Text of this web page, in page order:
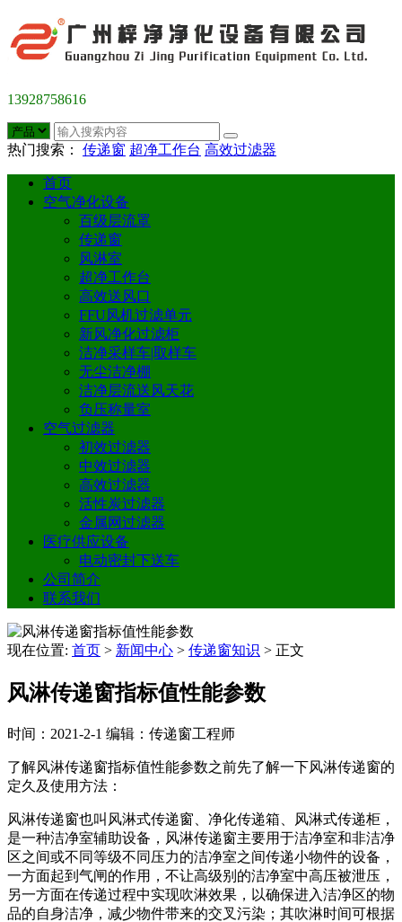
13928758616
热门搜索： 传递窗 超净工作台 高效过滤器
首页
空气净化设备
百级层流罩
传递窗
风淋室
超净工作台
高效送风口
FFU风机过滤单元
新风净化过滤柜
洁净采样车|取样车
无尘洁净棚
洁净层流送风天花
负压称量室
空气过滤器
初效过滤器
中效过滤器
高效过滤器
活性炭过滤器
金属网过滤器
医疗供应设备
电动密封下送车
公司简介
联系我们
现在位置: 首页 > 新闻中心 > 传递窗知识 > 正文
风淋传递窗指标值性能参数
时间：2021-2-1 编辑：传递窗工程师
了解风淋传递窗指标值性能参数之前先了解一下风淋传递窗的
定久及使用方法：
风淋传递窗也叫风淋式传递窗、净化传递箱、风淋式传递柜，
是一种洁净室辅助设备，风淋传递窗主要用于洁净室和非洁净
区之间或不同等级不同压力的洁净室之间传递小物件的设备，
一方面起到气闸的作用，不让高级别的洁净室中高压被泄压，
另一方面在传递过程中实现吹淋效果，以确保进入洁净区的物
品的自身洁净，减少物件带来的交叉污染；其吹淋时间可根据